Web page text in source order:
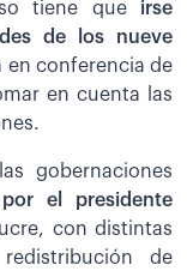
tiene que irse
de los nueve
en conferencia de
en cuenta las
gobernaciones
el presidente
con distintas
de